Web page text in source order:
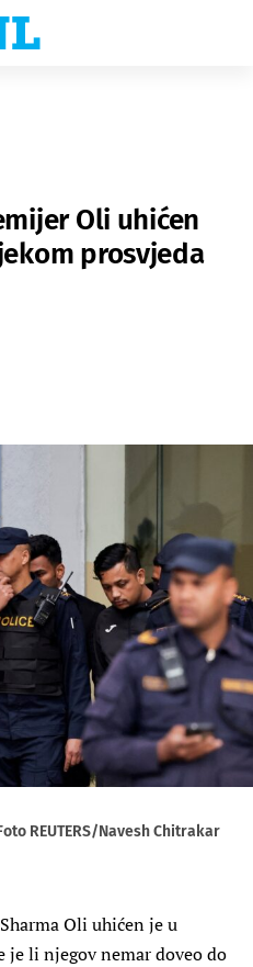
Oli uhićen
prosvjeda
REUTERS/Navesh Chitrakar
Oli uhićen je u
li njegov nemar doveo do